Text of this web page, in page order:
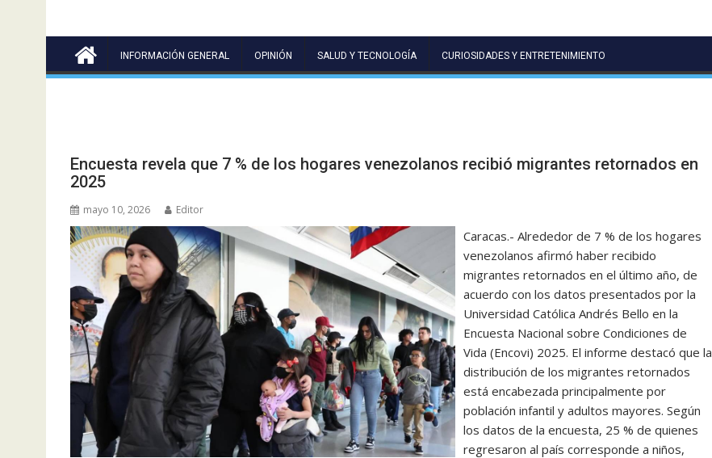
INFORMACIÓN GENERAL OPINIÓN SALUD Y TECNOLOGÍA CURIOSIDADES Y ENTRETENIMIENTO
Encuesta revela que 7 % de los hogares venezolanos recibió migrantes retornados en
2025
mayo 10, 2026 Editor
Caracas.- Alrededor de 7 % de los hogares
venezolanos afirmó haber recibido
migrantes retornados en el último año, de
acuerdo con los datos presentados por la
Universidad Católica Andrés Bello en la
Encuesta Nacional sobre Condiciones de
Vida (Encovi) 2025. El informe destacó que la
distribución de los migrantes retornados
está encabezada principalmente por
población infantil y adultos mayores. Según
los datos de la encuesta, 25 % de quienes
regresaron al país corresponde a niños,